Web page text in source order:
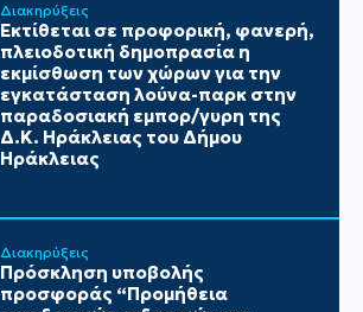
Διακηρύξεις
Εκτίθεται σε προφορική, φανερή,
πλειοδοτική δημοπρασία η
εκμίσθωση των χώρων για την
εγκατάσταση λούνα-παρκ στην
παραδοσιακή εμπορ/γυρη της
Δ.Κ. Ηράκλειας του Δήμου
Ηράκλειας
Διακηρύξεις
Πρόσκληση υποβολής
προσφοράς “Προμήθεια